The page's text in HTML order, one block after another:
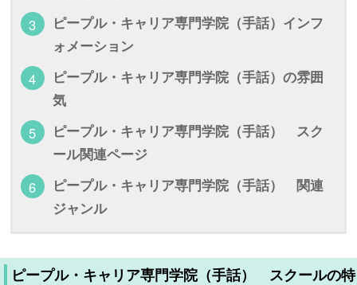
ピープル・キャリア専門学院（手話）インフ
ォメーション
ピープル・キャリア専門学院（手話）の雰囲
気
ピープル・キャリア専門学院（手話） スク
ール関連ページ
ピープル・キャリア専門学院（手話） 関連
ジャンル
ピープル・キャリア専門学院（手話） スクールの特